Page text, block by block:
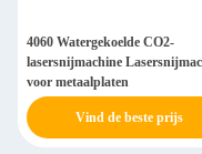
4060 Watergekoelde CO2-
lasersnijmachine
voor metaalplaten
Vind de beste prijs